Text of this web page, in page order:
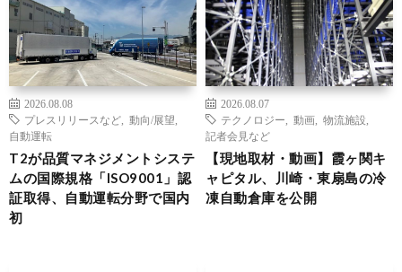
2026.08.08
プレスリリースなど
動向/展望
自動運転
T2が品質マネジメントシステ
ムの国際規格「ISO9001」認
証取得、自動運転分野で国内
初
2026.08.07
テクノロジー
動画 物流施設
記者会見など
【現地取材・動画】霞ヶ関キ
ャピタル、川崎・東扇島の冷
凍自動倉庫を公開